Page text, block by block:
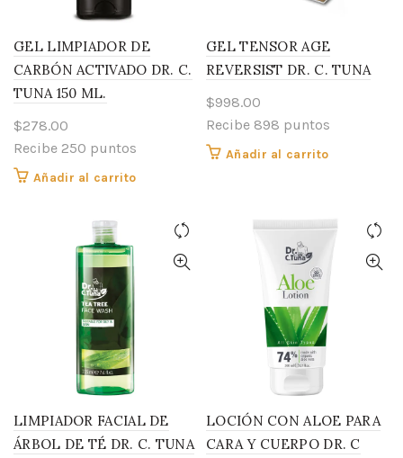
GEL LIMPIADOR DE
CARBÓN ACTIVADO DR. C.
TUNA 150 ML.
$278.00
Recibe 250 puntos
Añadir al carrito
GEL TENSOR AGE
REVERSIST DR. C. TUNA
$998.00
Recibe 898 puntos
Añadir al carrito
LIMPIADOR FACIAL DE
ÁRBOL DE TÉ DR. C. TUNA
LOCIÓN CON ALOE PARA
CARA Y CUERPO DR. C